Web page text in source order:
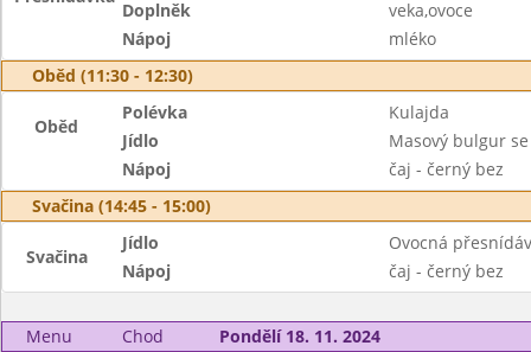
Doplněk
veka,ovoce
Nápoj
mléko
Oběd (11:30 - 12:30)
Oběd
Polévka
Kulajda
Jídlo
Masový bulgur
Nápoj
čaj - černý bez
Svačina (14:45 - 15:00)
Svačina
Jídlo
Ovocná
Nápoj
čaj - černý bez
Menu Chod
Pondělí 18. 11. 2024